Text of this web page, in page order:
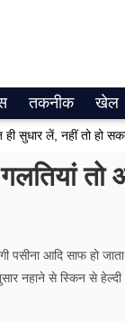
तकनीक खेल
सुधार लें, नहीं तो हो
तो
पसीना आदि साफ हो
नहाने से स्किन से